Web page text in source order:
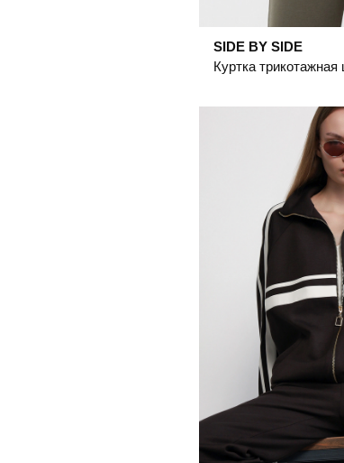
SIDE BY SIDE